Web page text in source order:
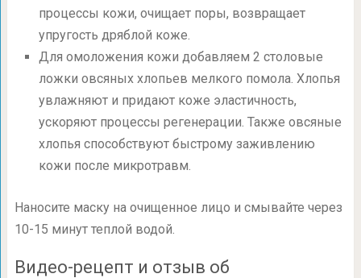
процессы кожи, очищает поры, возвращает
упругость дряблой коже.
Для омоложения кожи добавляем 2 столовые
ложки овсяных хлопьев мелкого помола. Хлопья
увлажняют и придают коже эластичность,
ускоряют процессы регенерации. Также овсяные
хлопья способствуют быстрому заживлению
кожи после микротравм.
Наносите маску на очищенное лицо и смывайте через
10-15 минут теплой водой.
Видео-рецепт и отзыв об